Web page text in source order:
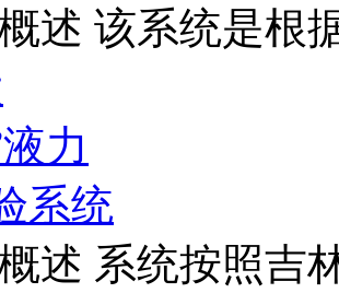
述 该系统是根
述 系统按照吉